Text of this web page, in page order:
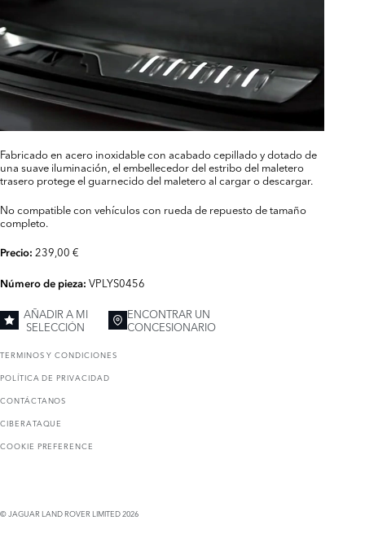
Fabricado en acero inoxidable con acabado cepillado y dotado de
una suave iluminación, el embellecedor del estribo del maletero
trasero protege el guarnecido del maletero al cargar o descargar.
No compatible con vehículos con rueda de repuesto de tamaño
completo.
Precio: 239,00 €
Número de pieza: VPLYS0456
AÑADIR A MI
SELECCIÓN
ENCONTRAR UN
CONCESIONARIO
TERMINOS Y CONDICIONES
POLÍTICA DE PRIVACIDAD
CONTÁCTANOS
CIBERATAQUE
COOKIE PREFERENCE
© JAGUAR LAND ROVER LIMITED 2026